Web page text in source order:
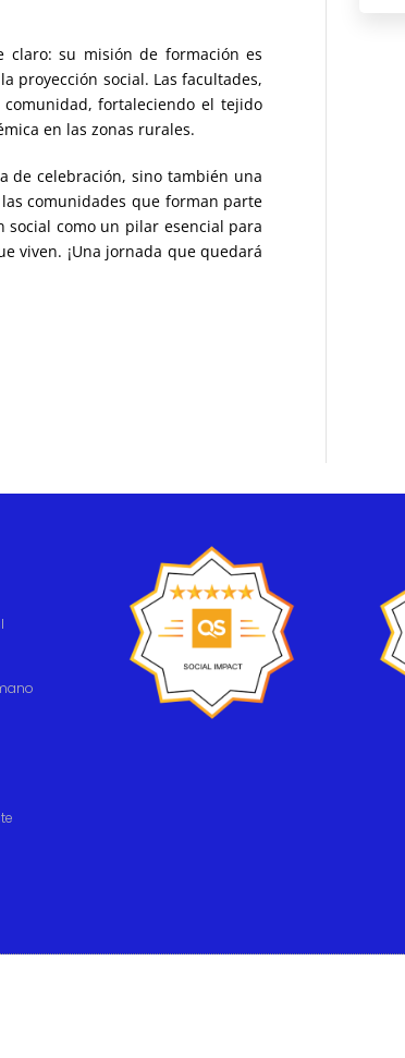
claro: su misión de formación es
proyección social. Las facultades,
fortaleciendo el tejido
en las zonas rurales.
de celebración, sino también una
comunidades que forman parte
social como un pilar esencial para
viven. ¡Una jornada que quedará